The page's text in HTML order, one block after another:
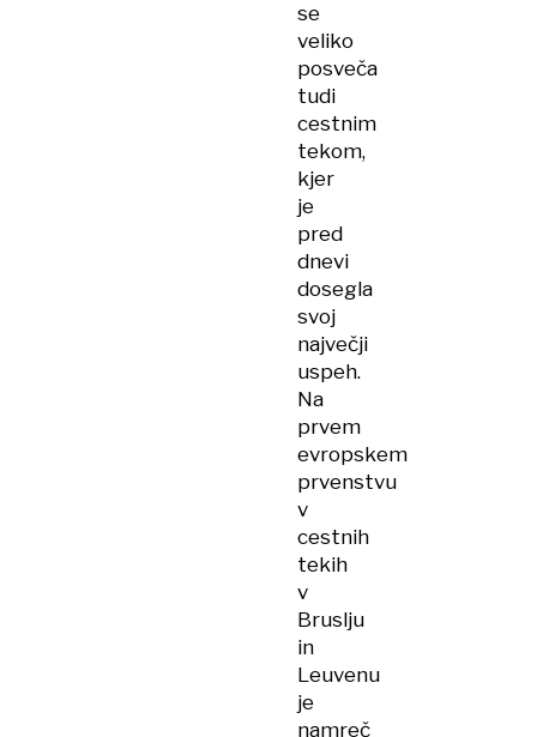
se
veliko
posveča
tudi
cestnim
tekom,
kjer
je
pred
dnevi
dosegla
svoj
največji
uspeh.
Na
prvem
evropskem
prvenstvu
v
cestnih
tekih
v
Bruslju
in
Leuvenu
je
namreč